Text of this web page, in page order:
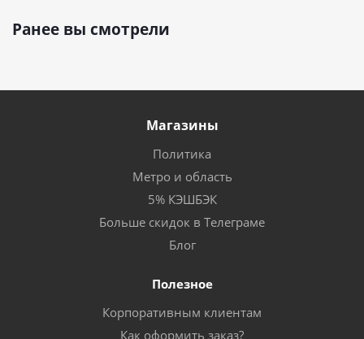
Ранее вы смотрели
Магазины
Политика
Метро и область
5% КЭШБЭК
Больше скидок в Телеграме
Блог
Полезное
Корпоративным клиентам
Как оформить заказ?